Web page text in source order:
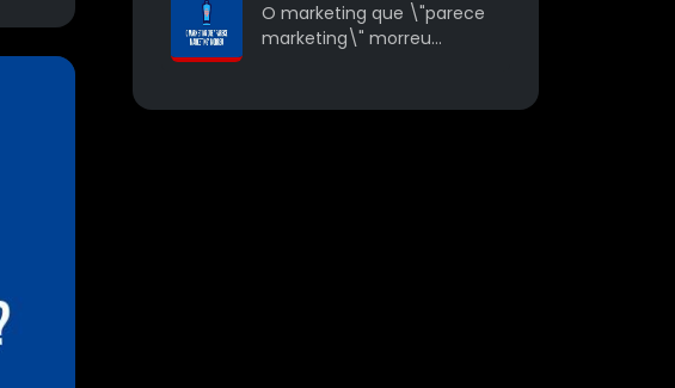
O marketing que \"parece
marketing\" morreu...